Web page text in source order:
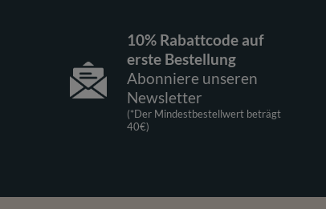
10% Rabattcode auf
erste Bestellung
Abonniere unseren
Newsletter
(*Der Mindestbestellwert beträgt
40€)